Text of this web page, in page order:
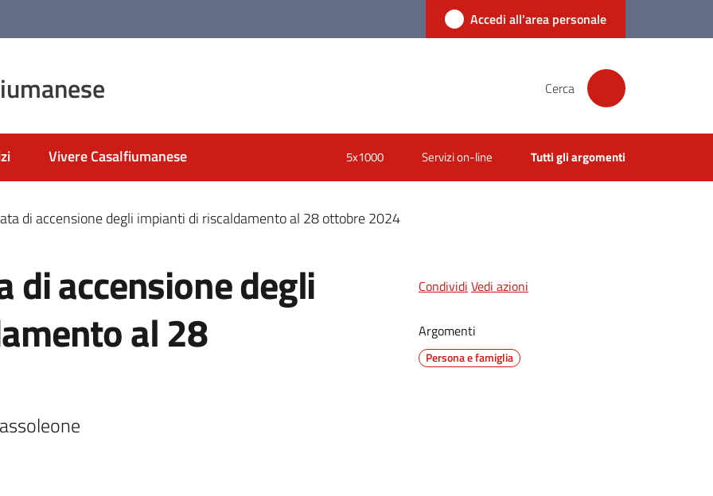
Accedi all'area personale
Cerca
Vivere Casalfiumanese 5x1000 Servizi on-line Tutti gli argomenti
di accensione degli impianti di riscaldamento al 28 ottobre 2024
di accensione degli
al 28
Condividi Vedi azioni
Argomenti
Persona e famiglia